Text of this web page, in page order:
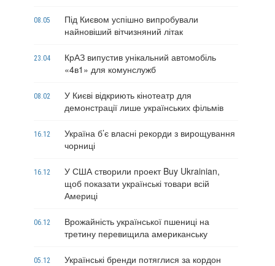
08.05
Під Києвом успішно випробували
найновіший вітчизняний літак
23.04
КрАЗ випустив унікальний автомобіль
«4в1» для комунслужб
08.02
У Києві відкриють кінотеатр для
демонстрації лише українських фільмів
16.12
Україна б’є власні рекорди з вирощування
чорниці
16.12
У США створили проект Buy Ukrainian,
щоб показати українські товари всій
Америці
06.12
Врожайність української пшениці на
третину перевищила американську
05.12 Українські бренди потяглися за кордон